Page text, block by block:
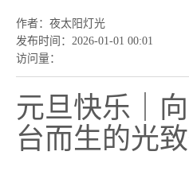
作者： 夜太阳灯光
发布时间： 2026-01-01 00:01
访问量：
元旦快乐｜
台而生的光